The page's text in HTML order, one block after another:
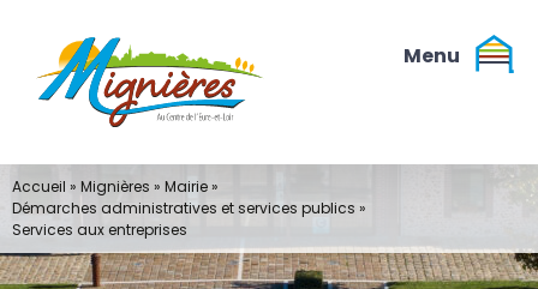
contenu
Accueil » Mignières » Mairie»
Démarches administratives et services publics »
Services aux entreprises